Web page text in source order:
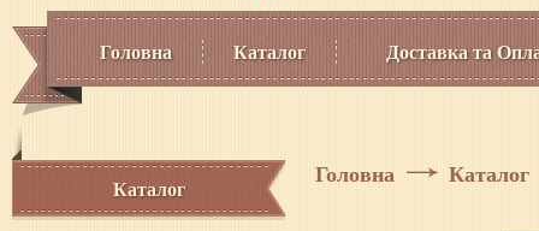
Головна Каталог Доставка та
Каталог Головна Каталог